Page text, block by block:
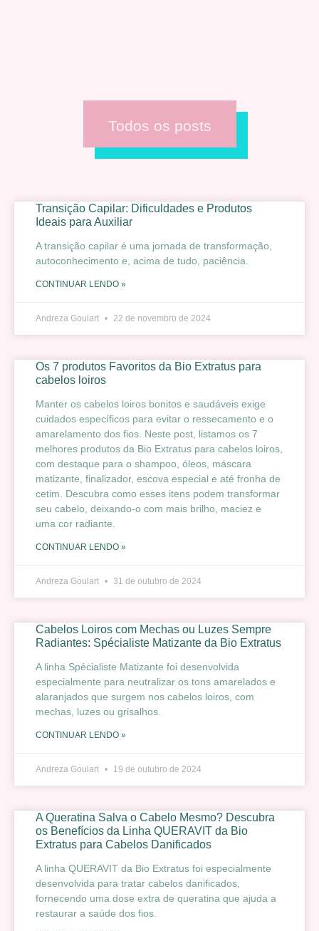
Todos os posts
Transição Capilar: Dificuldades e Produtos
Ideais para Auxiliar
A transição capilar é uma jornada de transformação,
autoconhecimento e, acima de tudo, paciência.
CONTINUAR LENDO »
Andreza Goulart 22 de novembro de 2024
Os 7 produtos Favoritos da Bio Extratus para
cabelos loiros
Manter os cabelos loiros bonitos e saudáveis exige
cuidados específicos para evitar o ressecamento e o
amarelamento dos fios. Neste post, listamos os 7
melhores produtos da Bio Extratus para cabelos loiros,
com destaque para o shampoo, óleos, máscara
matizante, finalizador, escova especial e até fronha de
cetim. Descubra como esses itens podem transformar
seu cabelo, deixando-o com mais brilho, maciez e
uma cor radiante.
CONTINUAR LENDO »
Andreza Goulart 31 de outubro de 2024
Cabelos Loiros com Mechas ou Luzes Sempre
Radiantes: Spécialiste Matizante da Bio Extratus
A linha Spécialiste Matizante foi desenvolvida
especialmente para neutralizar os tons amarelados e
alaranjados que surgem nos cabelos loiros, com
mechas, luzes ou grisalhos.
CONTINUAR LENDO »
Andreza Goulart 19 de outubro de 2024
A Queratina Salva o Cabelo Mesmo? Descubra
os Benefícios da Linha QUERAVIT da Bio
Extratus para Cabelos Danificados
A linha QUERAVIT da Bio Extratus foi especialmente
desenvolvida para tratar cabelos danificados,
fornecendo uma dose extra de queratina que ajuda a
restaurar a saúde dos fios.